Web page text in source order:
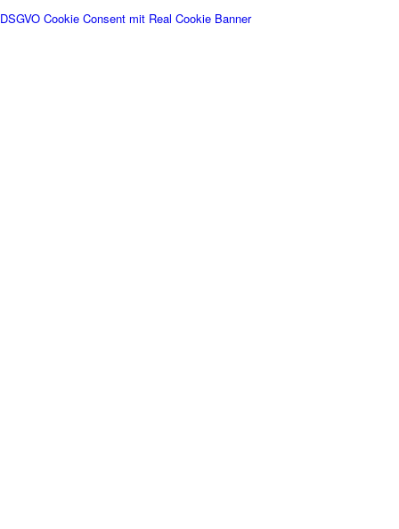
DSGVO Cookie Consent mit Real Cookie Banner